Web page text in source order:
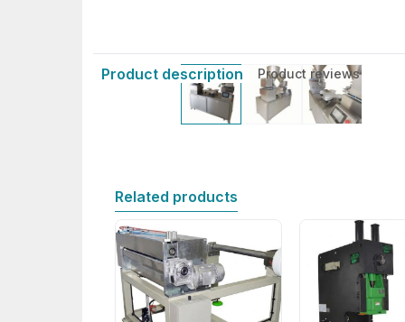
Product description Product reviews
Related products